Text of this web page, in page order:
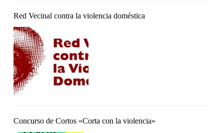
Red Vecinal contra la violencia doméstica
Concurso de Cortos «Corta con la violencia»